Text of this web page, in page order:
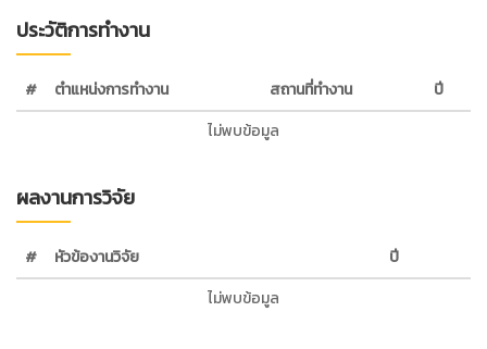
ประวัติการทำงาน
# ตำแหน่งการทำงาน สถานที่ทำงาน
ปี
ไม่พบข้อมูล
ผลงานการวิจัย
# หัวข้องานวิจัย
ปี
ไม่พบข้อมูล